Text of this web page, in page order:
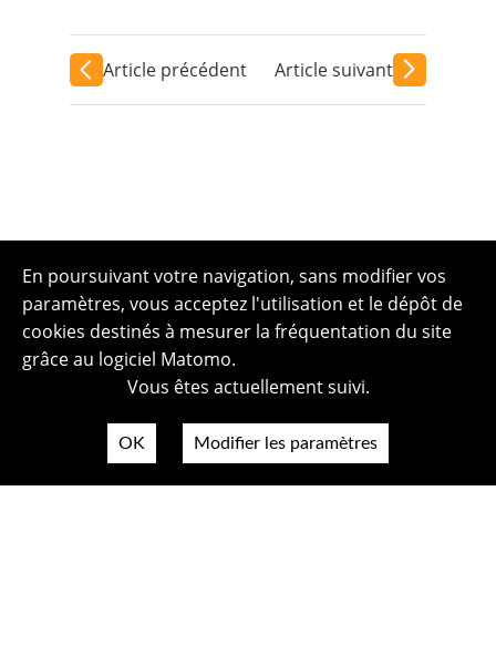
Article précédent Article suivant
En poursuivant votre navigation, sans modifier vos
paramètres, vous acceptez l'utilisation et le dépôt de
cookies destinés à mesurer la fréquentation du site
grâce au logiciel Matomo.
Vous êtes actuellement suivi.
OK Modifier les paramètres